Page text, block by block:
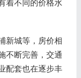
着不同的价格水
新城等，房价相
不断完善，交通
配套也在逐步丰